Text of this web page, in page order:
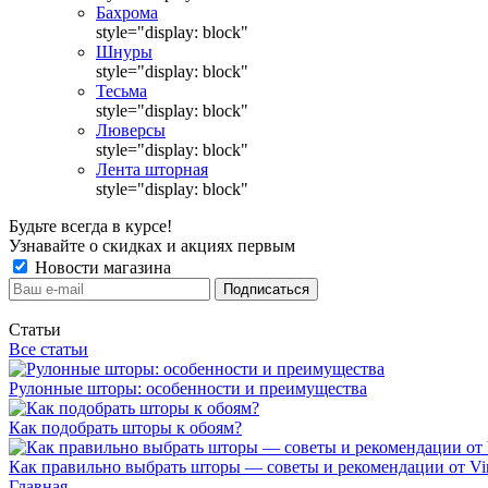
Бахрома
style="display: block"
Шнуры
style="display: block"
Тесьма
style="display: block"
Люверсы
style="display: block"
Лента шторная
style="display: block"
Будьте всегда в курсе!
Узнавайте о скидках и акциях первым
Новости магазина
Статьи
Все статьи
Рулонные шторы: особенности и преимущества
Как подобрать шторы к обоям?
Как правильно выбрать шторы — советы и рекомендации от